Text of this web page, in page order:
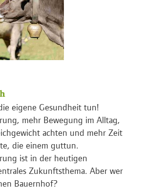
eigene Gesundheit tun!
mehr Bewegung im Alltag,
achten und mehr Zeit
die einem guttun.
ist in der heutigen
Zukunftsthema. Aber wer
Bauernhof?